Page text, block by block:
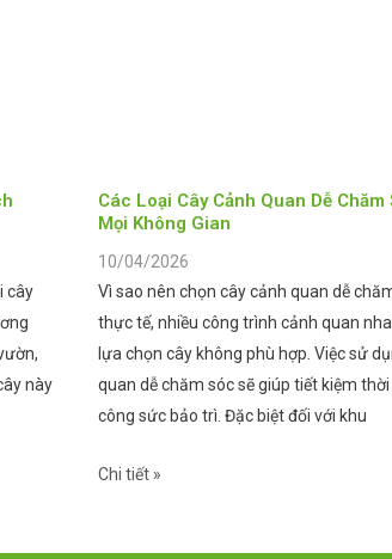
cây
này
Các Loại Cây Cảnh Quan Dễ
Mọi Không Gian
10/04/2026
Vì sao nên chọn cây cảnh quan dễ
thực tế, nhiều công trình cảnh quan
lựa chọn cây không phù hợp. Việc sử
quan dễ chăm sóc sẽ giúp tiết kiệm
công sức bảo trì. Đặc biệt đối với khu
Chi tiết »